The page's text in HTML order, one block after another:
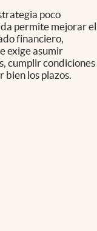
poco
permite mejorar el
financiero,
exige asumir
cumplir condiciones
bien los plazos.